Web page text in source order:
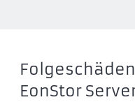
EonStor